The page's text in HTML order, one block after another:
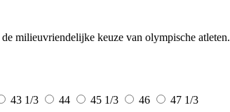
milieuvriendelijke keuze van olympische atleten.
43 1/3 44 45 1/3 46
47 1/3